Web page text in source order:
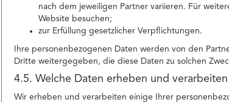
nach dem jeweiligen Partner variieren. Für
Website besuchen;
zur Erfüllung gesetzlicher Verpflichtungen.
Ihre personenbezogenen Daten werden von den
Dritte weitergegeben, die diese Daten zu solchen
4.5. Welche Daten erheben und verarbeiten
Wir erheben und verarbeiten einige Ihrer